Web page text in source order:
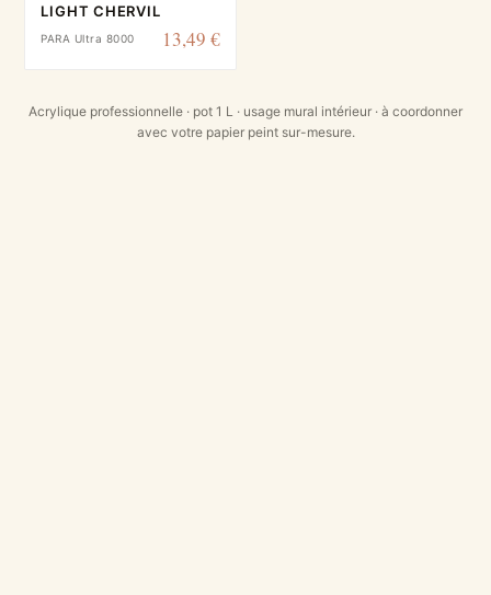
LIGHT CHERVIL
PARA Ultra 8000 13,49 €
Acrylique professionnelle · pot 1 L · usage mural intérieur · à coordonner
avec votre papier peint sur-mesure.